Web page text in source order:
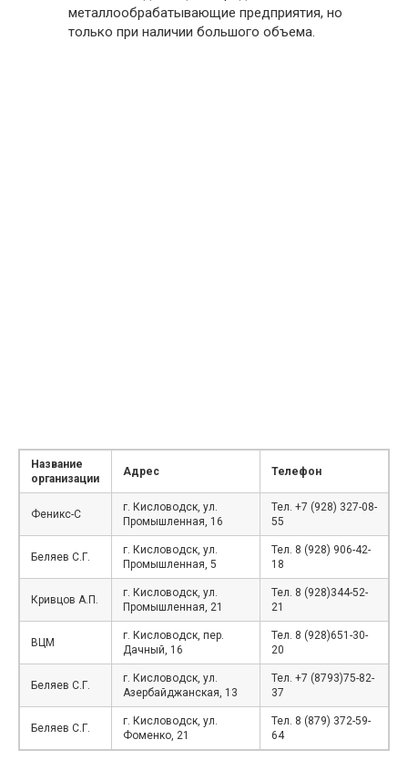
металлообрабатывающие предприятия, но
только при наличии большого объема.
Название
организации
Адрес Телефон
Феникс-С
г. Кисловодск, ул.
Промышленная, 16
Тел. +7 (928) 327-08-
55
Беляев С.Г.
г. Кисловодск, ул.
Промышленная, 5
Тел. 8 (928) 906-42-
18
Кривцов А.П.
г. Кисловодск, ул.
Промышленная, 21
Тел. 8 (928)344-52-
21
ВЦМ
г. Кисловодск, пер.
Дачный, 16
Тел. 8 (928)651-30-
20
Беляев С.Г.
г. Кисловодск, ул.
Азербайджанская, 13
Тел. +7 (8793)75-82-
37
Беляев С.Г.
г. Кисловодск, ул.
Фоменко, 21
Тел. 8 (879) 372-59-
64